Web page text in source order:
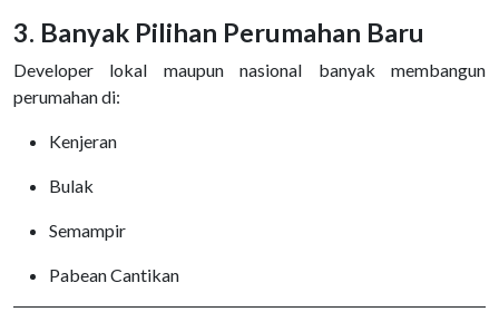
3. Banyak Pilihan Perumahan Baru
Developer lokal maupun nasional banyak membangun
perumahan di:
Kenjeran
Bulak
Semampir
Pabean Cantikan